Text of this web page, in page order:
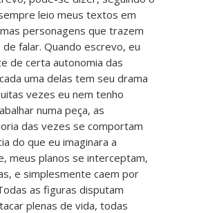
leio meus textos em
personagens que trazem
falar. Quando escrevo, eu
de certa autonomia das
uma delas tem seu drama
vezes eu nem tenho
numa peça, as
das vezes se comportam
do que eu imaginara a
meus planos se interceptam,
e simplesmente caem por
as figuras disputam
plenas de vida, todas